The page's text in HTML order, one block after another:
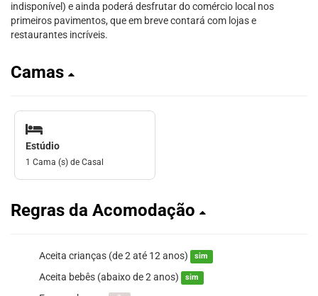
indisponível) e ainda poderá desfrutar do comércio local nos
primeiros pavimentos, que em breve contará com lojas e
restaurantes incríveis.
Camas
Estúdio
1 Cama (s) de Casal
Regras da Acomodação
Aceita crianças (de 2 até 12 anos) sim
Aceita bebês (abaixo de 2 anos) sim